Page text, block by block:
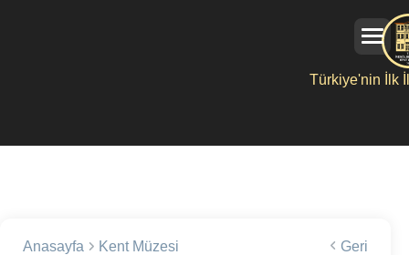
Türkiye'nin İlk
Anasayfa Kent Müzesi Geri